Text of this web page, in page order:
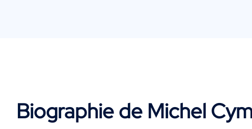
Biographie de Michel